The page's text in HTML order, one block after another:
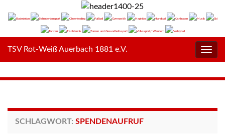
TSV Rot-Weiß Auerbach 1881 e.V.
SCHLAGWORT: SPENDENAUFRUF